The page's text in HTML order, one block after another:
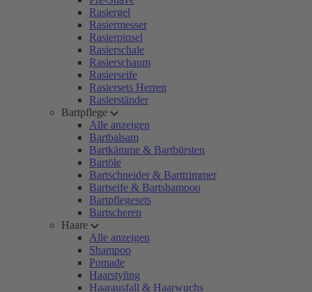
Rasiergel
Rasiermesser
Rasierpinsel
Rasierschale
Rasierschaum
Rasierseife
Rasiersets Herren
Rasierständer
Bartpflege
Alle anzeigen
Bartbalsam
Bartkämme & Bartbürsten
Bartöle
Bartschneider & Barttrimmer
Bartseife & Bartshampoo
Bartpflegesets
Bartscheren
Haare
Alle anzeigen
Shampoo
Pomade
Haarstyling
Haarausfall & Haarwuchs